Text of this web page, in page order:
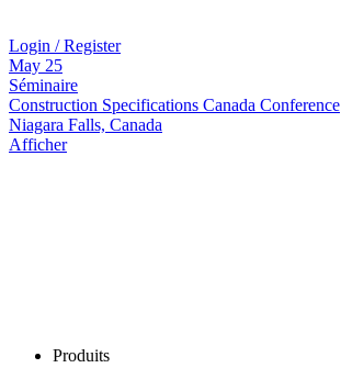
Login / Register
May 25
Séminaire
Construction Specifications Canada Conference
Niagara Falls, Canada
Afficher
Produits